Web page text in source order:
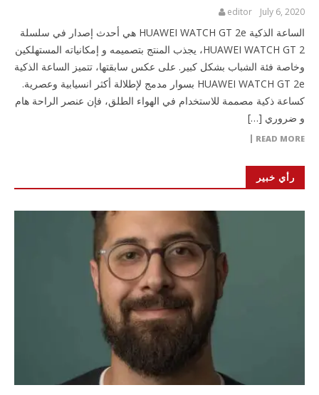
July 6, 2020
editor
الساعة الذكية HUAWEI WATCH GT 2e هي أحدث إصدار في سلسلة
HUAWEI WATCH GT 2، يجذب المنتج بتصميمه و إمكانياته المستهلكين
وخاصة فئة الشباب بشكل كبير. على عكس سابقتها، تتميز الساعة الذكية
HUAWEI WATCH GT 2e بسوار مدمج لإطلالة أكثر انسيابية وعصرية.
كساعة ذكية مصممة للاستخدام في الهواء الطلق، فإن عنصر الراحة هام
و ضروري […]
READ MORE
رأي خبير